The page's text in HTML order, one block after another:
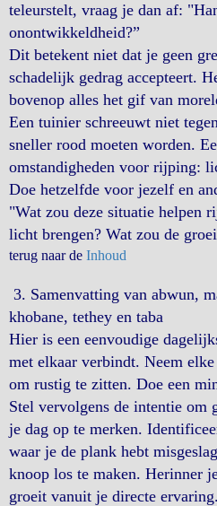
teleurstelt, vraag je dan af:
onontwikkeldheid?”
Dit betekent niet dat je geen
schadelijk gedrag accepteert.
bovenop alles het gif van
Een tuinier schreeuwt niet
sneller rood moeten worden.
omstandigheden voor rijping:
Doe hetzelfde voor jezelf en
"Wat zou deze situatie helpen
licht brengen? Wat zou de
terug naar de Inhoud
3. Samenvatting van abwun,
khobane, tethey en taba
Hier is een eenvoudige
met elkaar verbindt. Neem
om rustig te zitten. Doe een
Stel vervolgens de intentie
je dag op te merken.
waar je de plank hebt
knoop los te maken. Herinner
groeit vanuit je directe